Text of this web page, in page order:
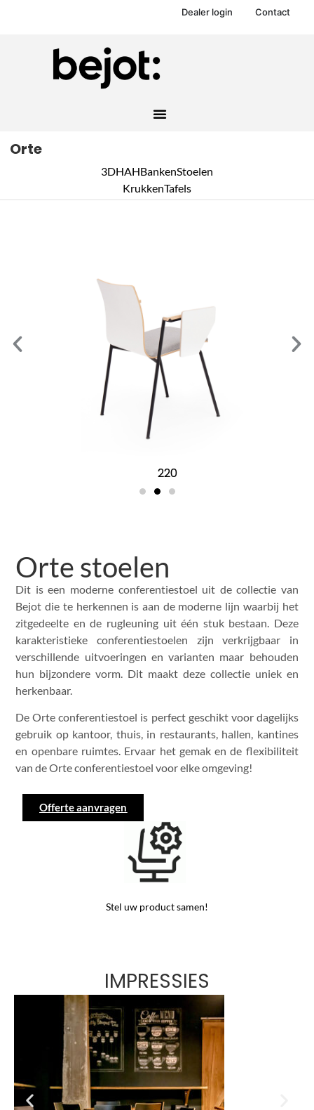
Dealer login Contact
Orte
3DHAHBankenStoelen
KrukkenTafels
220
Orte stoelen
Dit is een moderne conferentiestoel uit de collectie van
Bejot die te herkennen is aan de moderne lijn waarbij het
zitgedeelte en de rugleuning uit één stuk bestaan. Deze
karakteristieke conferentiestoelen zijn verkrijgbaar in
verschillende uitvoeringen en varianten maar behouden
hun bijzondere vorm. Dit maakt deze collectie uniek en
herkenbaar.
De Orte conferentiestoel is perfect geschikt voor dagelijks
gebruik op kantoor, thuis, in restaurants, hallen, kantines
en openbare ruimtes. Ervaar het gemak en de flexibiliteit
van de Orte conferentiestoel voor elke omgeving!
Offerte aanvragen
Stel uw product samen!
IMPRESSIES